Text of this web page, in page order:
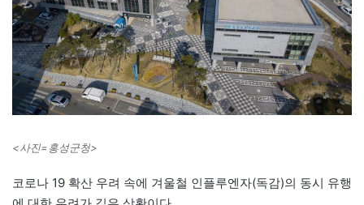
<사진=홍성군청>
코로나 19 확산 우려 속에 겨울철 인플루엔자(독감)의 동시 유행